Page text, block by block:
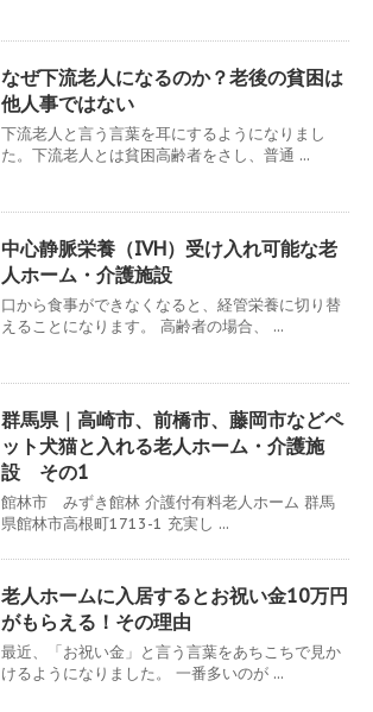
なぜ下流老人になるのか？老後の貧困は
他人事ではない
下流老人と言う言葉を耳にするようになりまし
た。下流老人とは貧困高齢者をさし、普通 ...
中心静脈栄養（IVH）受け入れ可能な老
人ホーム・介護施設
口から食事ができなくなると、経管栄養に切り替
えることになります。 高齢者の場合、 ...
群馬県｜高崎市、前橋市、藤岡市などペ
ット犬猫と入れる老人ホーム・介護施
設 その1
館林市 みずき館林 介護付有料老人ホーム 群馬
県館林市高根町1713-1 充実し ...
老人ホームに入居するとお祝い金10万円
がもらえる！その理由
最近、「お祝い金」と言う言葉をあちこちで見か
けるようになりました。 一番多いのが ...